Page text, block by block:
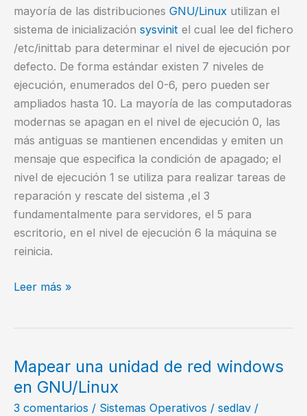
mayoría de las distribuciones GNU/Linux utilizan el
sistema de inicialización sysvinit el cual lee del fichero
/etc/inittab para determinar el nivel de ejecución por
defecto. De forma estándar existen 7 niveles de
ejecución, enumerados del 0-6, pero pueden ser
ampliados hasta 10. La mayoría de las computadoras
modernas se apagan en el nivel de ejecución 0, las
más antiguas se mantienen encendidas y emiten un
mensaje que especifica la condición de apagado; el
nivel de ejecución 1 se utiliza para realizar tareas de
reparación y rescate del sistema ,el 3
fundamentalmente para servidores, el 5 para
escritorio, en el nivel de ejecución 6 la máquina se
reinicia.
Niveles
en
GNU/Linux
Leer más »
Mapear una unidad de red windows
en GNU/Linux
3 comentarios / Sistemas Operativos / sedlav /